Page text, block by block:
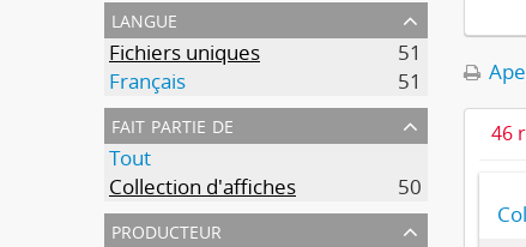
langue
Fichiers uniques
51
Français
51
fait partie de
Tout
Collection d'affiches
50
producteur
46